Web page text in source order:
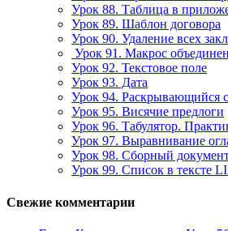
Урок 88. Таблица в
Урок 89. Шаблон договора
Урок 90. Удаление всех
Урок 91. Макрос
Урок 92. Текстовое поле
Урок 93. Дата
Урок 94. Раскрывающийся
Урок 95. Висячие предлоги
Урок 96. Табулятор.
Урок 97. Выравнивание
Урок 98. Сборный
Урок 99. Список в тексте
Свежие комментарии